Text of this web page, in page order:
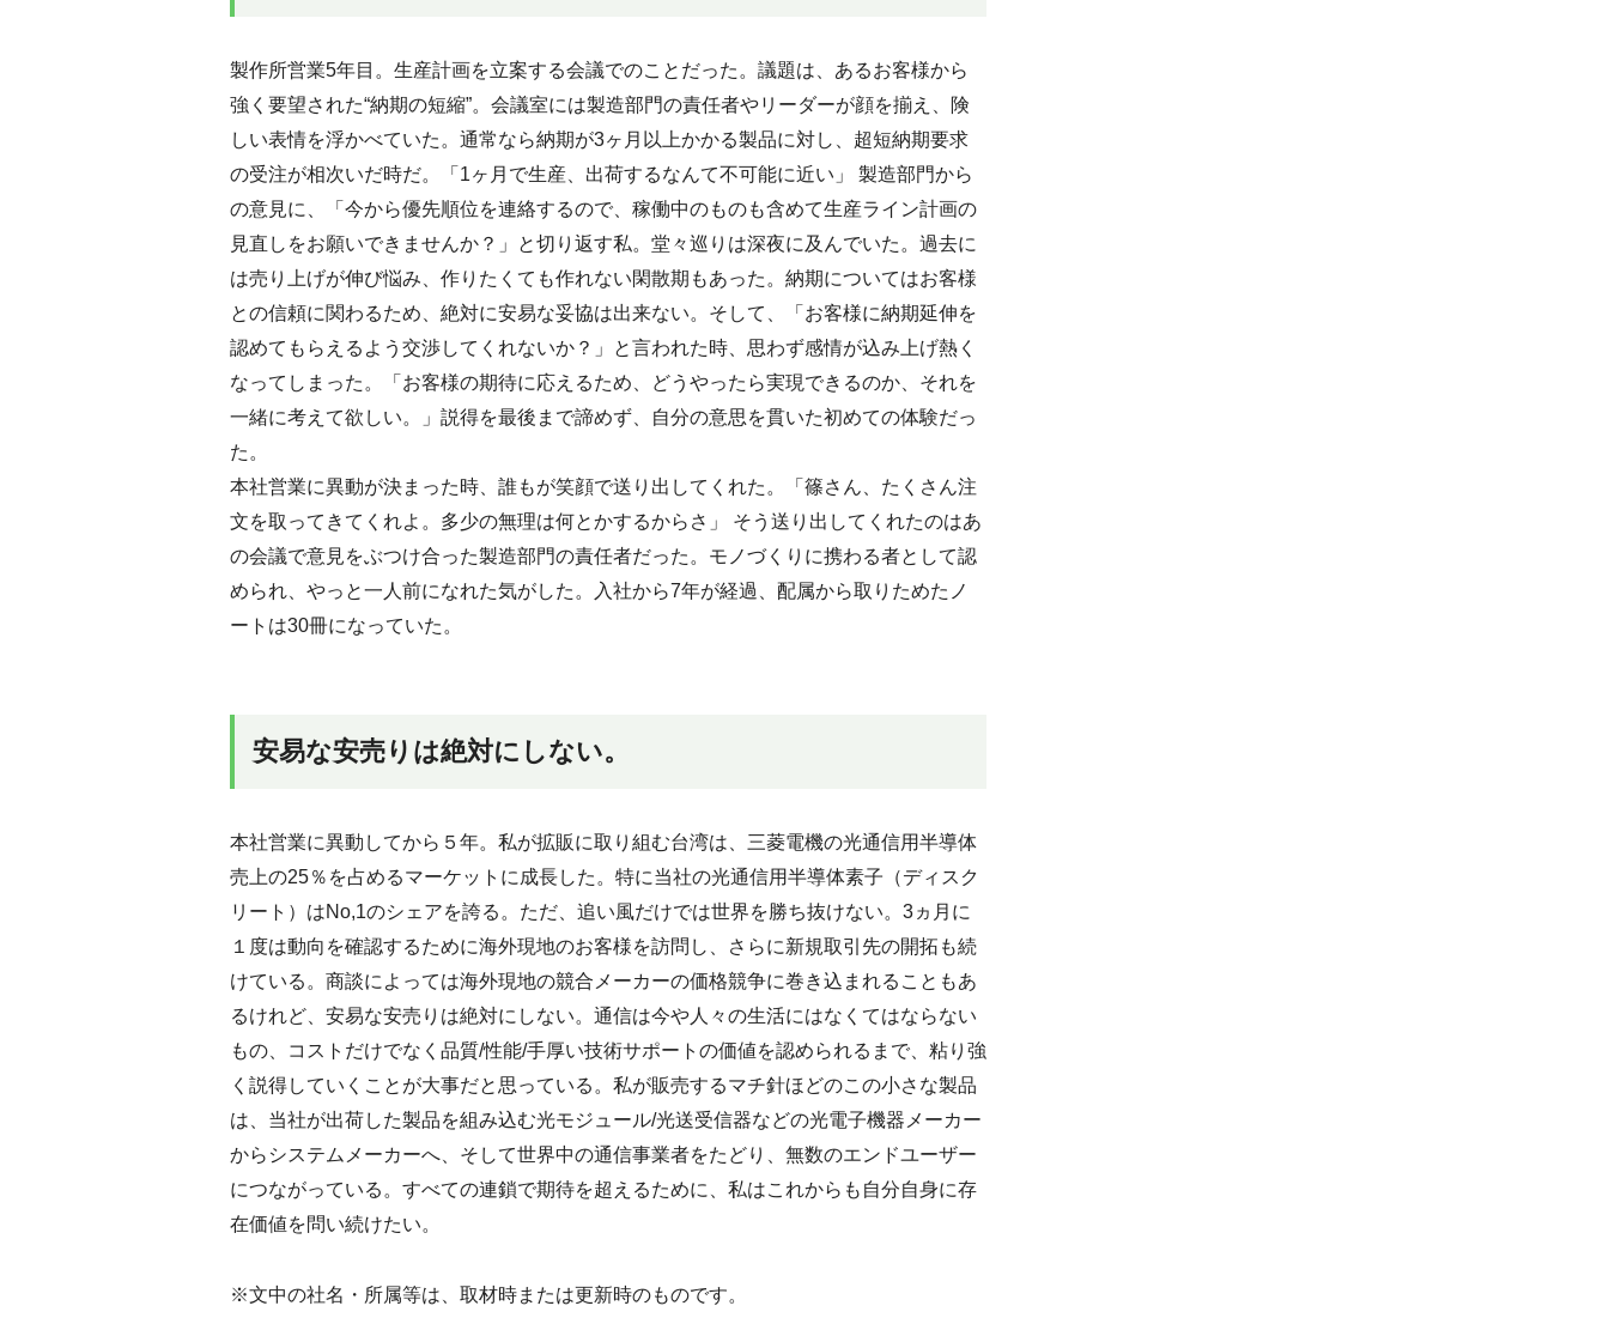
製作所営業5年目。生産計画を立案する会議でのことだった。議題は、あるお客様から
強く要望された“納期の短縮”。会議室には製造部門の責任者やリーダーが顔を揃え、険
しい表情を浮かべていた。通常なら納期が3ヶ月以上かかる製品に対し、超短納期要求
の受注が相次いだ時だ。「1ヶ月で生産、出荷するなんて不可能に近い」 製造部門から
の意見に、「今から優先順位を連絡するので、稼働中のものも含めて生産ライン計画の
見直しをお願いできませんか？」と切り返す私。堂々巡りは深夜に及んでいた。過去に
は売り上げが伸び悩み、作りたくても作れない閑散期もあった。納期についてはお客様
との信頼に関わるため、絶対に安易な妥協は出来ない。そして、「お客様に納期延伸を
認めてもらえるよう交渉してくれないか？」と言われた時、思わず感情が込み上げ熱く
なってしまった。「お客様の期待に応えるため、どうやったら実現できるのか、それを
一緒に考えて欲しい。」説得を最後まで諦めず、自分の意思を貫いた初めての体験だっ
た。
本社営業に異動が決まった時、誰もが笑顔で送り出してくれた。「篠さん、たくさん注
文を取ってきてくれよ。多少の無理は何とかするからさ」 そう送り出してくれたのはあ
の会議で意見をぶつけ合った製造部門の責任者だった。モノづくりに携わる者として認
められ、やっと一人前になれた気がした。入社から7年が経過、配属から取りためたノ
ートは30冊になっていた。
安易な安売りは絶対にしない。
本社営業に異動してから５年。私が拡販に取り組む台湾は、三菱電機の光通信用半導体
売上の25％を占めるマーケットに成長した。特に当社の光通信用半導体素子（ディスク
リート）はNo,1のシェアを誇る。ただ、追い風だけでは世界を勝ち抜けない。3ヵ月に
１度は動向を確認するために海外現地のお客様を訪問し、さらに新規取引先の開拓も続
けている。商談によっては海外現地の競合メーカーの価格競争に巻き込まれることもあ
るけれど、安易な安売りは絶対にしない。通信は今や人々の生活にはなくてはならない
もの、コストだけでなく品質/性能/手厚い技術サポートの価値を認められるまで、粘り強
く説得していくことが大事だと思っている。私が販売するマチ針ほどのこの小さな製品
は、当社が出荷した製品を組み込む光モジュール/光送受信器などの光電子機器メーカー
からシステムメーカーへ、そして世界中の通信事業者をたどり、無数のエンドユーザー
につながっている。すべての連鎖で期待を超えるために、私はこれからも自分自身に存
在価値を問い続けたい。
※文中の社名・所属等は、取材時または更新時のものです。